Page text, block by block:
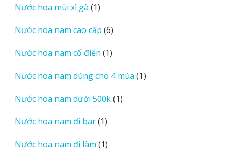
Nước hoa mùi xì gà 11
phẩm
Nước hoa nam cao cấp 66
phẩm
Nước hoa nam cổ điển 11
phẩm
Nước hoa nam dùng cho 4 mùa 11
Nước hoa nam dưới 500k 11
Nước hoa nam đi bar 11
phẩm
Nước hoa nam đi làm 11